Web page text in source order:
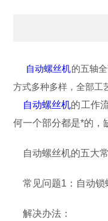
自动螺丝机的五轴
方式多种多样，全部工
自动螺丝机的工作
何一个部分都是*的，
自动螺丝机的五大常
常见问题1：自动锁
解决办法：